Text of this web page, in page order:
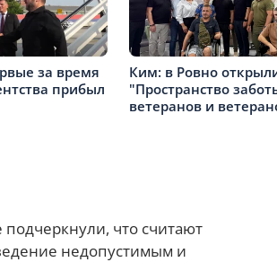
за время
прибыл
Ким: в Ровно
"Пространство
ветеранов и
подчеркнули, что считают
недопустимым и